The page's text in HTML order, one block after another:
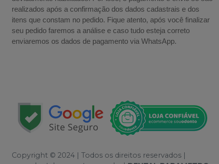
realizados após a confirmação dos dados cadastrais e dos
itens que constam no pedido. Fique atento, após você finalizar
seu pedido faremos a análise e caso tudo esteja correto
enviaremos os dados de pagamento via WhatsApp.
Copyright © 2024 | Todos os direitos reservados |